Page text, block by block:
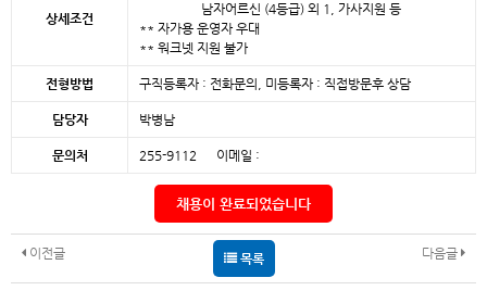
상세조건
남자어르신 (4등급) 외 1, 가사지원 등
** 자가용 운영자 우대
** 워크넷 지원 불가
전형방법 구직등록자 : 전화문의, 미등록자 : 직접방문후 상담
담당자 박병남
문의처 255-9112 이메일 :
채용이 완료되었습니다
이전글 다음글
목록